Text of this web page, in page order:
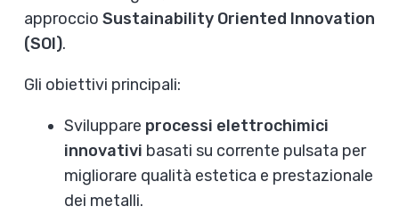
approccio Sustainability Oriented Innovation
(SOI).
Gli obiettivi principali:
Sviluppare processi elettrochimici
innovativi basati su corrente pulsata per
migliorare qualità estetica e prestazionale
dei metalli.